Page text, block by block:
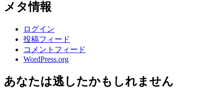
メタ情報
ログイン
投稿フィード
コメントフィード
WordPress.org
あなたは逃したかもしれません